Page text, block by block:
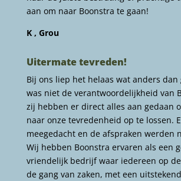
aan om naar Boonstra te gaan!
K , Grou
Uitermate tevreden!
Bij ons liep het helaas wat anders dan
was niet de verantwoordelijkheid van
zij hebben er direct alles aan gedaan
naar onze tevredenheid op te lossen.
meegedacht en de afspraken werden
Wij hebben Boonstra ervaren als een
vriendelijk bedrijf waar iedereen op
de gang van zaken, met een